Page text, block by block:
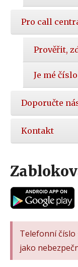
Pro call
Prověřit,
Je mé
Doporučte
Kontakt
Telefonní číslo
jako